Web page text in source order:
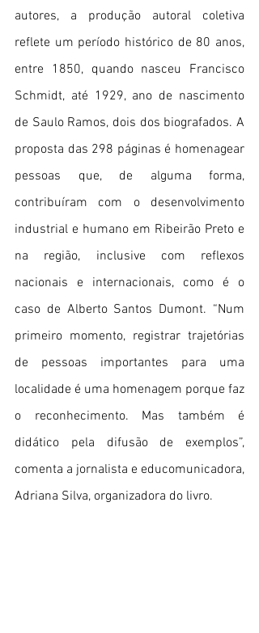
autores, a produção autoral coletiva
reflete um período histórico de 80 anos,
entre 1850, quando nasceu Francisco
Schmidt, até 1929, ano de nascimento
de Saulo Ramos, dois dos biografados. A
proposta das 298 páginas é homenagear
pessoas que, de alguma forma,
contribuíram com o desenvolvimento
industrial e humano em Ribeirão Preto e
na região, inclusive com reflexos
nacionais e internacionais, como é o
caso de Alberto Santos Dumont. “Num
primeiro momento, registrar trajetórias
de pessoas importantes para uma
localidade é uma homenagem porque faz
o reconhecimento. Mas também é
didático pela difusão de exemplos”,
comenta a jornalista e educomunicadora,
Adriana Silva, organizadora do livro.